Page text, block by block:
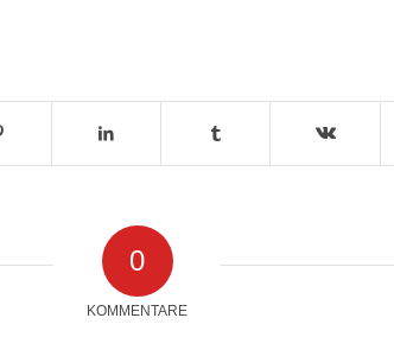
0
KOMMENTARE